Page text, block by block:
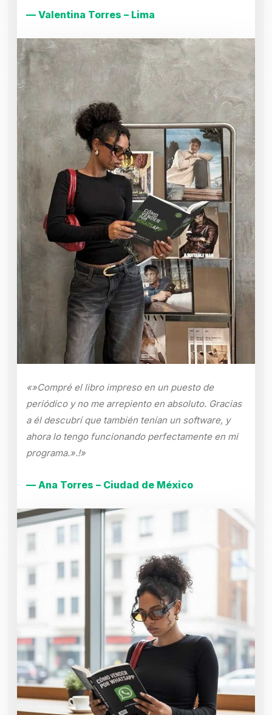
— Valentina Torres – Lima
«»Compré el libro impreso en un puesto de
periódico y no me arrepiento en absoluto. Gracias
a él descubrí que también tenían un software, y
ahora lo tengo funcionando perfectamente en mi
programa.».!»
— Ana Torres – Ciudad de México